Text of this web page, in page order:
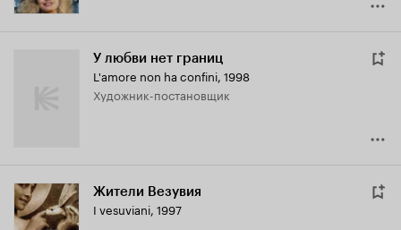
У любви нет границ
L'amore non ha confini, 1998
Художник-постановщик
Жители Везувия
I vesuviani, 1997